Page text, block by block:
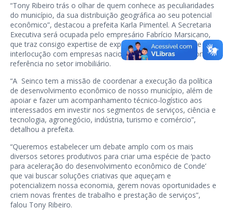
“Tony Ribeiro trás o olhar de quem conhece as peculiaridades
do município, da sua distribuição geográfica ao seu potencial
econômico”, destacou a prefeita Karla Pimentel. A Secretaria
Executiva será ocupada pelo empresário Fabrício Marsicano,
que traz consigo expertise de exportação e importação, e
interlocução com empresas nacionais e estrangeiras e forte
referência no setor imobiliário.
“A Seinco tem a missão de coordenar a execução da política
de desenvolvimento econômico de nosso município, além de
apoiar e fazer um acompanhamento técnico-logístico aos
interessados em investir nos segmentos de serviços, ciência e
tecnologia, agronegócio, indústria, turismo e comércio”,
detalhou a prefeita.
“Queremos estabelecer um debate amplo com os mais
diversos setores produtivos para criar uma espécie de ‘pacto
para aceleração do desenvolvimento econômico de Conde’
que vai buscar soluções criativas que aqueçam e
potencializem nossa economia, gerem novas oportunidades e
criem novas frentes de trabalho e prestação de serviços”,
falou Tony Ribeiro.